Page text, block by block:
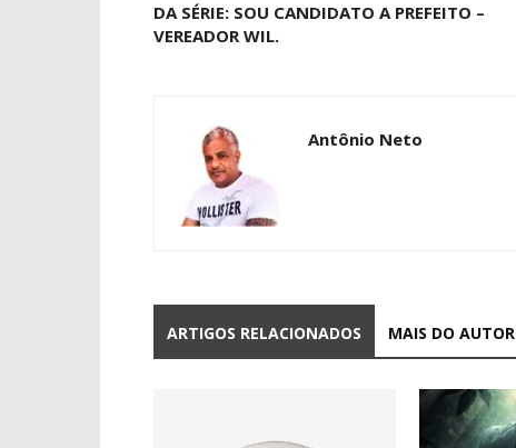
DA SÉRIE: SOU CANDIDATO A PREFEITO –
VEREADOR WIL.
Antônio Neto
ARTIGOS RELACIONADOS MAIS DO AUTOR